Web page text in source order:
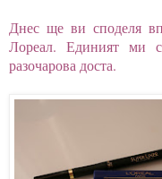
Днес ще ви споделя
Лореал. Единият ми
разочарова доста.